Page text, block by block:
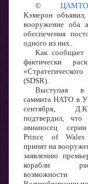
© ЦАМТО
Кэмерон
вооружение оба
обеспечения
одного из них.
Как сообщает
фактически
(SDSR).
Выступая
саммита НАТО в
сентября,
подтвердил, что
авианосец
Prince of Wales
принят на
заявлению
корабли